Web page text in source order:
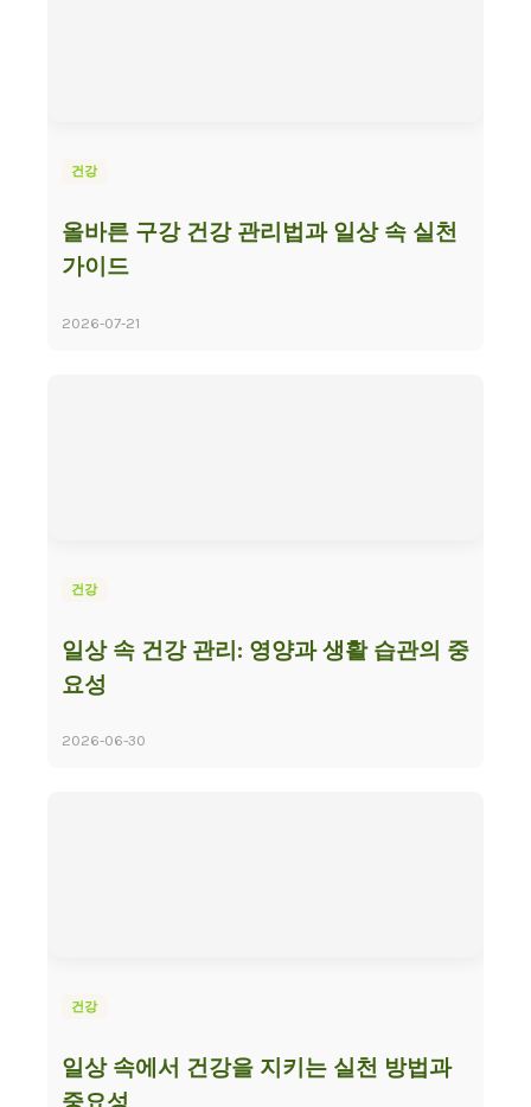
건강
올바른 구강 건강 관리법과 일상 속 실천
가이드
2026-07-21
건강
일상 속 건강 관리: 영양과 생활 습관의 중
요성
2026-06-30
건강
일상 속에서 건강을 지키는 실천 방법과